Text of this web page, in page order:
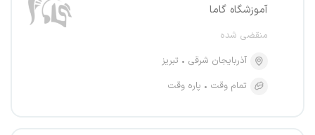
آموزشگاه گاما
منقضی شده
آذربایجان شرقی
تبریز
تمام وقت
پاره وقت